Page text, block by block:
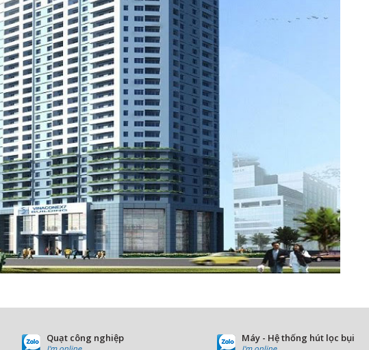
Quạt công nghiệp Máy - Hệ thống hút lọc bụi